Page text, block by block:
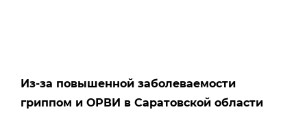
Из-за повышенной заболеваемости
гриппом и ОРВИ в Саратовской области